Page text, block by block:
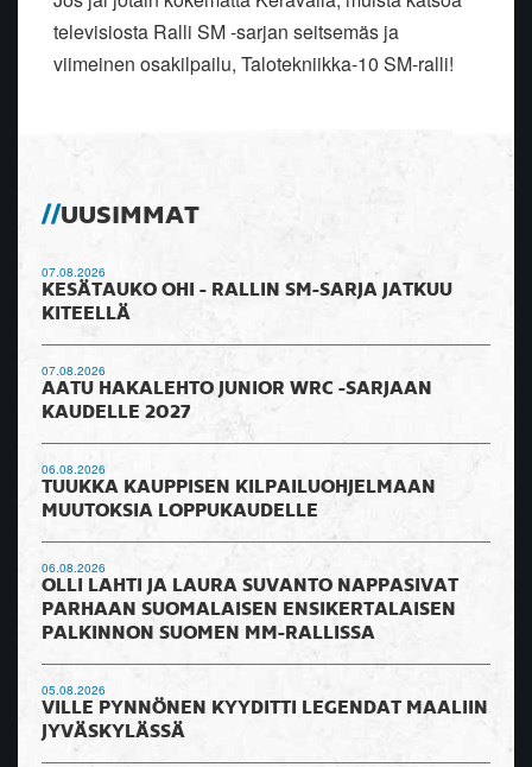
televisiosta Ralli SM -sarjan seitsemäs ja
viimeinen osakilpailu, Talotekniikka-10 SM-ralli!
UUSIMMAT
07.08.2026
KESÄTAUKO OHI - RALLIN SM-SARJA JATKUU
KITEELLÄ
07.08.2026
AATU HAKALEHTO JUNIOR WRC -SARJAAN
KAUDELLE 2027
06.08.2026
TUUKKA KAUPPISEN KILPAILUOHJELMAAN
MUUTOKSIA LOPPUKAUDELLE
06.08.2026
OLLI LAHTI JA LAURA SUVANTO NAPPASIVAT
PARHAAN SUOMALAISEN ENSIKERTALAISEN
PALKINNON SUOMEN MM-RALLISSA
05.08.2026
VILLE PYNNÖNEN KYYDITTI LEGENDAT MAALIIN
JYVÄSKYLÄSSÄ